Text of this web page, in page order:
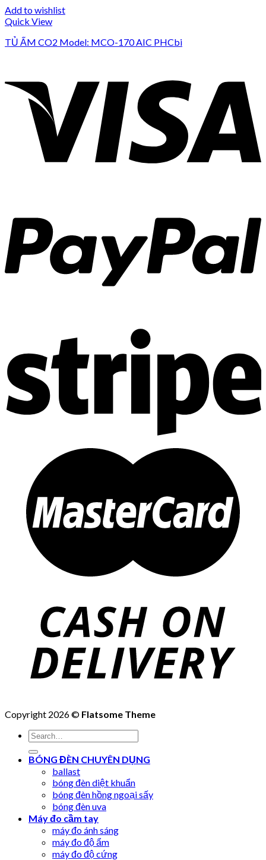
Add to wishlist
Quick View
TỦ ẤM CO2 Model: MCO-170 AIC PHCbi
Copyright 2026 © Flatsome Theme
Search
for:
BÓNG ĐÈN CHUYÊN DỤNG
ballast
bóng đèn diệt khuẩn
bóng đèn hồng ngoại sấy
bóng đèn uva
Máy đo cầm tay
máy đo ánh sáng
máy đo độ ẩm
máy đo độ cứng